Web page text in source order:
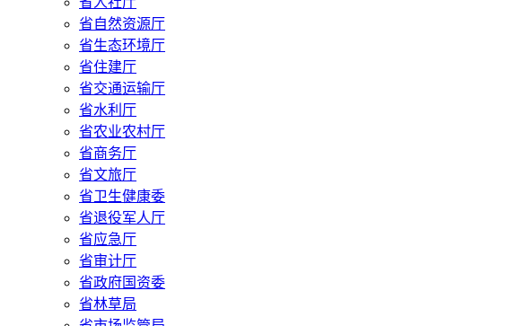
省自然资源厅
省生态环境厅
省住建厅
省交通运输厅
省水利厅
省农业农村厅
省商务厅
省文旅厅
省卫生健康委
省退役军人厅
省应急厅
省审计厅
省政府国资委
省林草局